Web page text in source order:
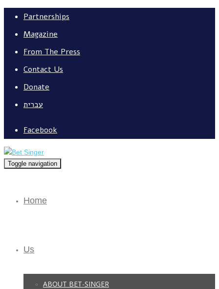
Partnerships
Magazine
From The Press
Contact Us
Donate
עברית
Facebook
Toggle navigation
Home
Us
ABOUT BET-SINGER